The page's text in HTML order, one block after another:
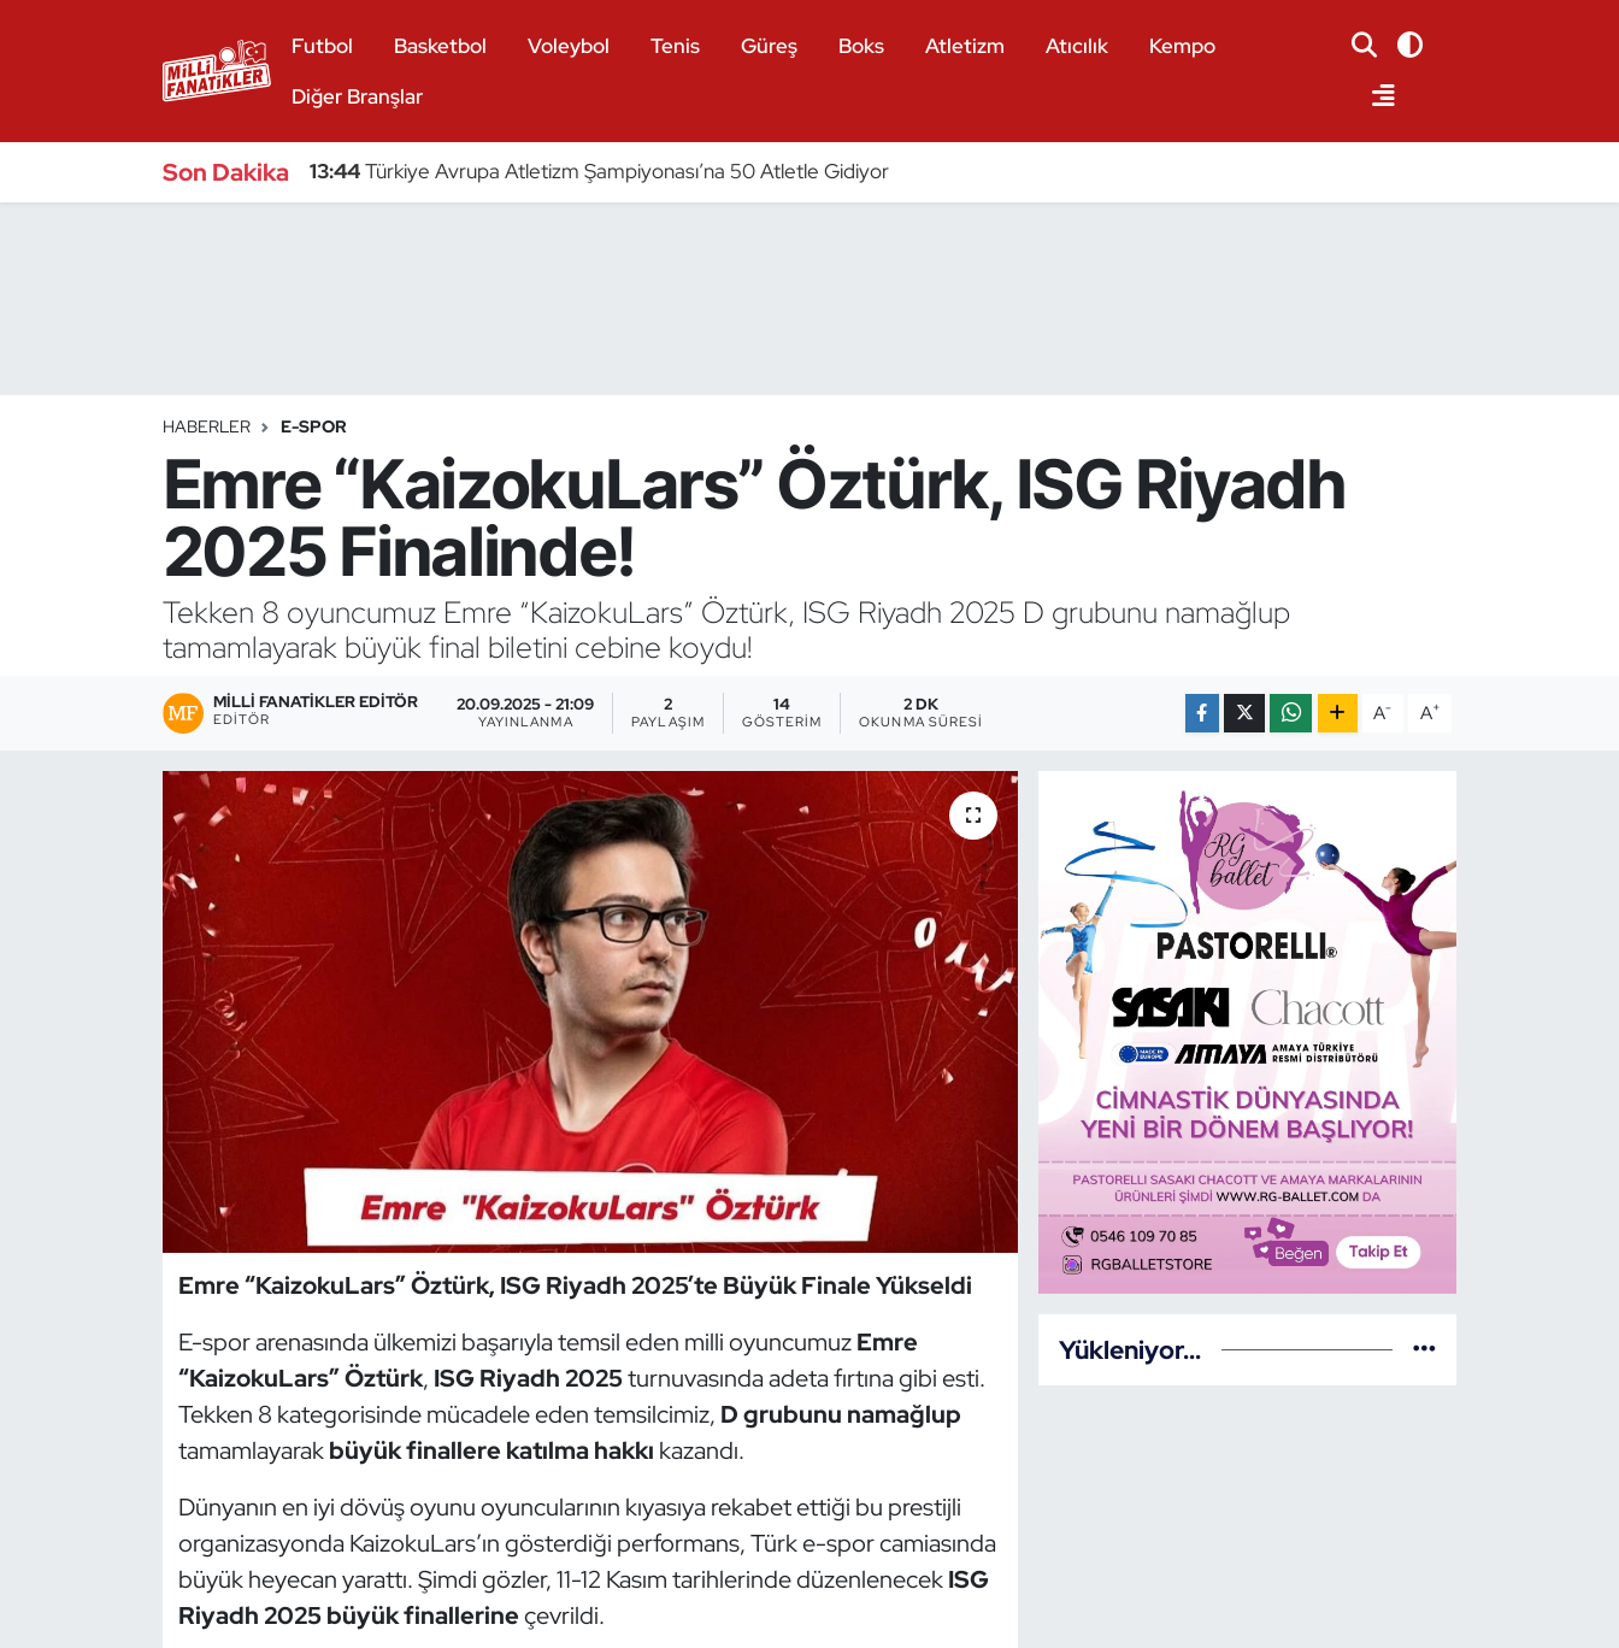
Futbol Basketbol Voleybol Tenis Güreş Boks Atletizm Atıcılık
Kempo
Diğer Branşlar
Son Dakika 13:44Türkiye Avrupa Atletizm Şampiyonası’na 50 Atletle Gidiyor
HABERLER E-SPOR
Emre “KaizokuLars” Öztürk, ISG Riyadh
2025 Finalinde!
Tekken 8 oyuncumuz Emre “KaizokuLars” Öztürk, ISG Riyadh 2025 D grubunu namağlup
tamamlayarak büyük final biletini cebine koydu!
MILLI FANATIKLER EDITÖR
EDITÖR
20.09.2025 - 21:09
YAYINLANMA
2
PAYLAŞIM
14
GÖSTERIM
2 DK
OKUNMA SÜRESI A- A+
Emre “KaizokuLars” Öztürk, ISG Riyadh 2025’te Büyük Finale Yükseldi
E-spor arenasında ülkemizi başarıyla temsil eden milli oyuncumuzEmre
“KaizokuLars” Öztürk, ISG Riyadh 2025turnuvasında adeta fırtına gibi esti.
Tekken 8 kategorisinde mücadele eden temsilcimiz, D grubunu namağlup
tamamlayarakbüyük finallere katılma hakkı kazandı.
Dünyanın en iyi dövüş oyunu oyuncularının kıyasıya rekabet ettiği bu prestijli
organizasyonda KaizokuLars’ın gösterdiği performans, Türk e-spor camiasında
büyük heyecan yarattı. Şimdi gözler, 11-12 Kasım tarihlerinde düzenlenecekISG
Riyadh 2025 büyük finallerineçevrildi.
Yükleniyor...
Bocce Bowling Dart
Buz Hokeyi
Çim Hokeyi
Cimnastik
Dans Sporları
Dövüş Sanatı